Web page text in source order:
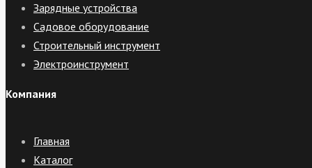
Зарядные устройства
Садовое оборудование
Строительный инструмент
Электроинструмент
Компания
Главная
Каталог